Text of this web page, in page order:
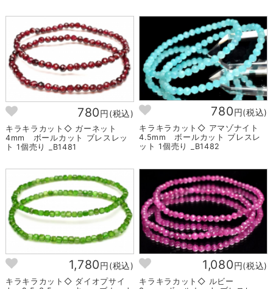
780円(税込)
キラキラカット◇ ガーネット
4mm ボールカット ブレスレッ
ト 1個売り _B1481
780円(税込)
キラキラカット◇ アマゾナイト
4.5mm ボールカット ブレスレ
ット 1個売り _B1482
1,780円(税込)
キラキラカット◇ ダイオプサイ
1,080円(税込)
キラキラカット◇ ルビー